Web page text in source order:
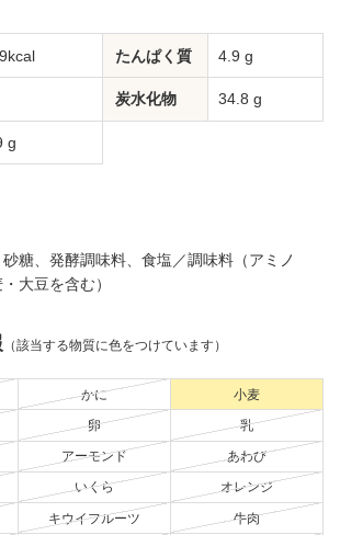
たんぱく質 4.9 g
炭水化物 34.8 g
g
糖、発酵調味料、食塩／調味料（アミノ
大豆を含む）
（該当する物質に色をつけています）
かに 小麦
卵 乳
アーモンド あわび
いくら オレンジ
キウイフルーツ 牛肉